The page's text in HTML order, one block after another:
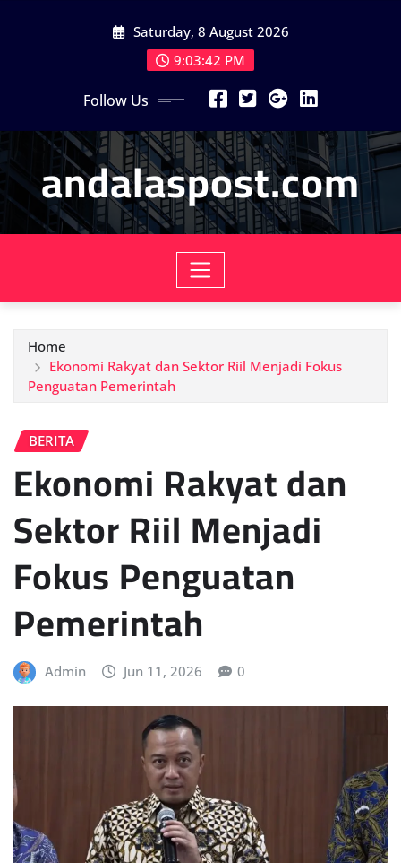
Saturday, 8 August 2026
9:03:44 PM
Follow Us
andalaspost.com
Home
Ekonomi Rakyat dan Sektor Riil Menjadi Fokus
Penguatan Pemerintah
BERITA
Ekonomi Rakyat dan
Sektor Riil Menjadi
Fokus Penguatan
Pemerintah
Admin Jun 11, 2026 0